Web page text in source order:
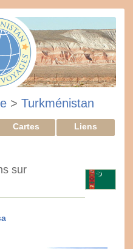
> Turkménistan
Cartes
Liens
sur